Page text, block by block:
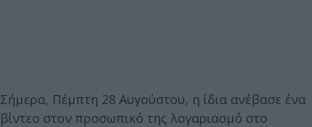
Σήμερα, Πέμπτη 28 Αυγούστου, η ίδια ανέβασε ένα
βίντεο στον προσωπικό της λογαριασμό στο